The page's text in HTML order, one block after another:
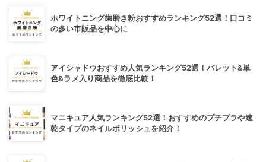
ホワイトニング歯磨き粉おすすめランキング52選！口コミ
の多い市販品を中心に
アイシャドウおすすめ人気ランキング52選！パレット&単
色&ラメ入り商品を徹底比較！
マニキュア人気ランキング52選！おすすめのプチプラや速
乾タイプのネイルポリッシュを紹介！